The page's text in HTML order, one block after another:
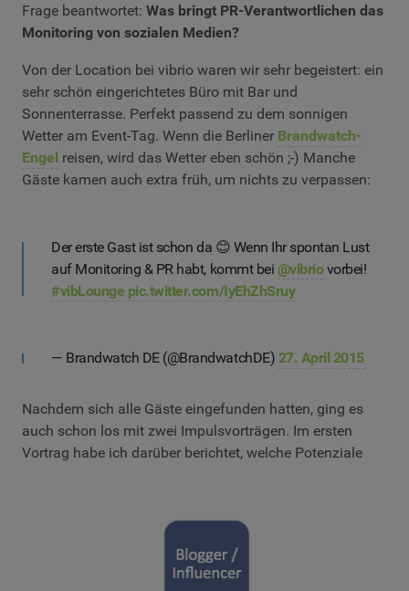
Frage beantwortet: Was bringt PR-Verantwortlichen das
Monitoring von sozialen Medien?
Von der Location bei vibrio waren wir sehr begeistert: ein
sehr schön eingerichtetes Büro mit Bar und
Sonnenterrasse. Perfekt passend zu dem sonnigen
Wetter am Event-Tag. Wenn die Berliner Brandwatch-
Engel reisen, wird das Wetter eben schön ;-) Manche
Gäste kamen auch extra früh, um nichts zu verpassen:
Der erste Gast ist schon da 😊 Wenn Ihr spontan Lust
auf Monitoring & PR habt, kommt bei @vibriovorbei!
#vibLounge pic.twitter.com/IyEhZhSruy
— Brandwatch DE (@BrandwatchDE) 27. April 2015
Nachdem sich alle Gäste eingefunden hatten, ging es
auch schon los mit zwei Impulsvorträgen. Im ersten
Vortrag habe ich darüber berichtet, welche Potenziale